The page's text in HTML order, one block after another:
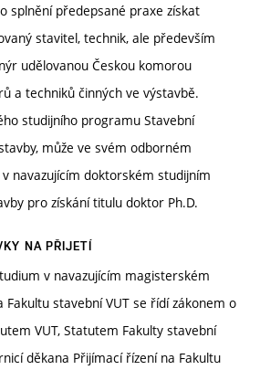
splnění předepsané praxe získat
stavitel, technik, ale především
udělovanou Českou komorou
a techniků činných ve výstavbě.
studijního programu Stavební
může ve svém odborném
navazujícím doktorském studijním
pro získání titulu doktor Ph.D.
NA PŘIJETÍ
v navazujícím magisterském
stavební VUT se řídí zákonem o
VUT, Statutem Fakulty stavební
děkana Přijímací řízení na Fakultu